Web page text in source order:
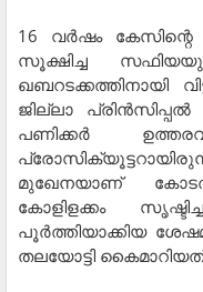
16 വര്‍ഷം കേസിന്റെ
സൂക്ഷിച്ച
ഖബറടക്കത്തിനായി
ജില്ലാ
പണിക്കര്‍
മുഖേനയാണ്
കോളിളക്കം
പൂര്‍ത്തിയാക്കിയ
തലയോട്ടി